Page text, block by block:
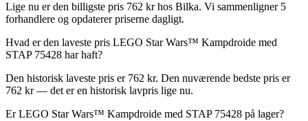
Lige nu er den billigste pris 762 kr hos Bilka. Vi sammenligner 5
forhandlere og opdaterer priserne dagligt.
Hvad er den laveste pris LEGO Star Wars™ Kampdroide med
STAP 75428 har haft?
Den historisk laveste pris er 762 kr. Den nuværende bedste pris er
762 kr — det er en historisk lavpris lige nu.
Er LEGO Star Wars™ Kampdroide med STAP 75428 på lager?